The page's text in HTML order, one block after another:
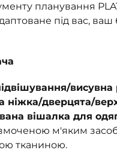
планування
під вас,
ніжка/дверцята/
вішалка для
м'яким
тканиною.